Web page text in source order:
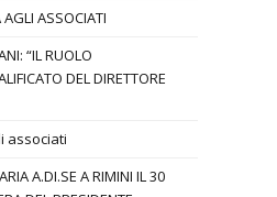
ASSOCIATI
“IL RUOLO
DEL DIRETTORE
associati
A.DI.SE A RIMINI IL 30